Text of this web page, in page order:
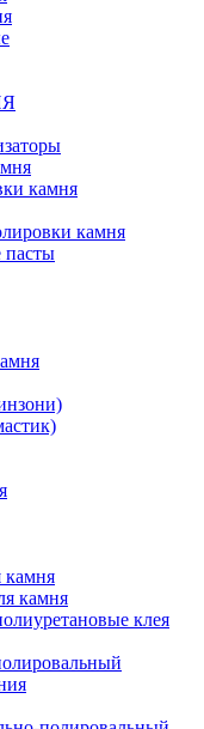
камня
камня
пасты
камня
камня
клея